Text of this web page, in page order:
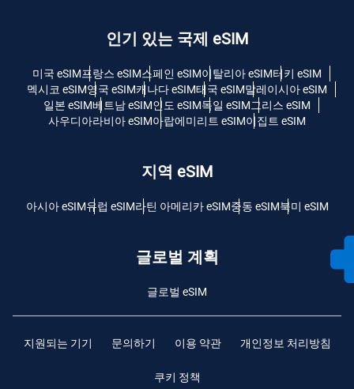
인기 있는 국제 eSIM
미국 eSIM프랑스 eSIM스페인 eSIM이탈리아 eSIM터키 eSIM
멕시코 eSIM영국 eSIM캐나다 eSIM태국 eSIM말레이시아 eSIM
일본 eSIM베트남 eSIM인도 eSIM독일 eSIM그리스 eSIM
사우디아라비아 eSIM아랍에미리트 eSIM이집트 eSIM
지역 eSIM
아시아 eSIM유럽 ​​eSIM라틴 아메리카 eSIM중동 eSIM북미 eSIM
글로벌 계획
글로벌 eSIM
지원되는 기기 문의하기 이용 약관 개인정보 처리방침
쿠키 정책